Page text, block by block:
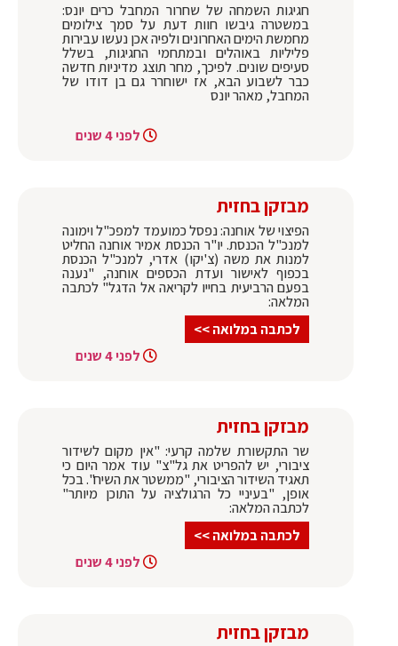
חגיגות השמחה של שחרור המחבל כרים יונס:
במשטרה גיבשו חוות דעת על סמך צילומים
מחמשת הימים האחרונים ולפיה אכן נעשו עבירות
פליליות באוהלים ובמתחמי החגיגות, בשלל
סעיפים שונים. לפיכך, מחר תוצג מדיניות חדשה
כבר לשבוע הבא, אז ישוחרר גם בן דודו של
המחבל, מאהר יונס
לפני 4 שנים
מבזקן בחזית
הפיצוי של אוחנה: נפסל כמועמד למפכ"ל וימונה
למנכ"ל הכנסת. יו"ר הכנסת אמיר אוחנה החליט
למנות את משה (צ'יקו) אדרי, למנכ"ל הכנסת
בכפוף לאישור ועדת הכספים אוחנה, "נענה
בפעם הרביעית בחייו לקריאה אל הדגל" לכתבה
המלאה:
לכתבה במלואה >>
לפני 4 שנים
מבזקן בחזית
שר התקשורת שלמה קרעי: "אין מקום לשידור
ציבורי, יש להפריט את גל"צ" עוד אמר היום כי
תאגיד השידור הציבורי, "ממשטר את השיח". בכל
אופן, "בעיניי כל הרגולציה על התוכן מיותר"
לכתבה המלאה:
לכתבה במלואה >>
לפני 4 שנים
מבזקן בחזית